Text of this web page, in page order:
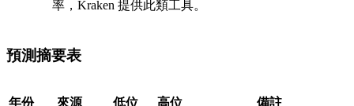
率，Kraken 提供此類工具。
預測摘要表
年份 來源 低位 高位 備註